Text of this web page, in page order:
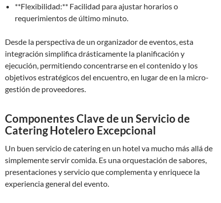
**Flexibilidad:** Facilidad para ajustar horarios o
requerimientos de último minuto.
Desde la perspectiva de un organizador de eventos, esta
integración simplifica drásticamente la planificación y
ejecución, permitiendo concentrarse en el contenido y los
objetivos estratégicos del encuentro, en lugar de en la micro-
gestión de proveedores.
Componentes Clave de un Servicio de
Catering Hotelero Excepcional
Un buen servicio de catering en un hotel va mucho más allá de
simplemente servir comida. Es una orquestación de sabores,
presentaciones y servicio que complementa y enriquece la
experiencia general del evento.